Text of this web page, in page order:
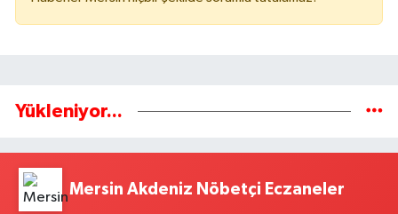
Yükleniyor...
Mersin Akdeniz Nöbetçi Eczaneler